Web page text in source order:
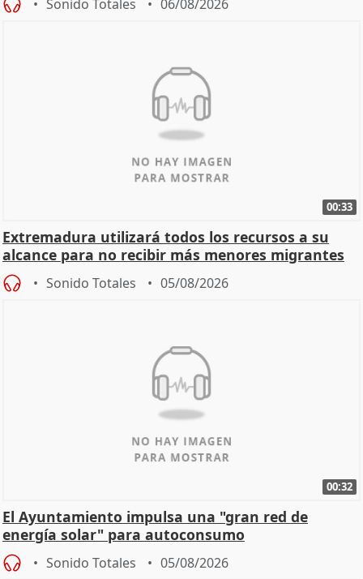
Sonido Totales 06/08/2026
00:33
Extremadura utilizará todos los recursos a su
alcance para no recibir más menores migrantes
Sonido Totales 05/08/2026
00:32
El Ayuntamiento impulsa una "gran red de
energía solar" para autoconsumo
Sonido Totales 05/08/2026